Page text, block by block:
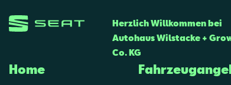
Herzlich Willkommen bei
Autohaus Wilstacke +
Co. KG
Home